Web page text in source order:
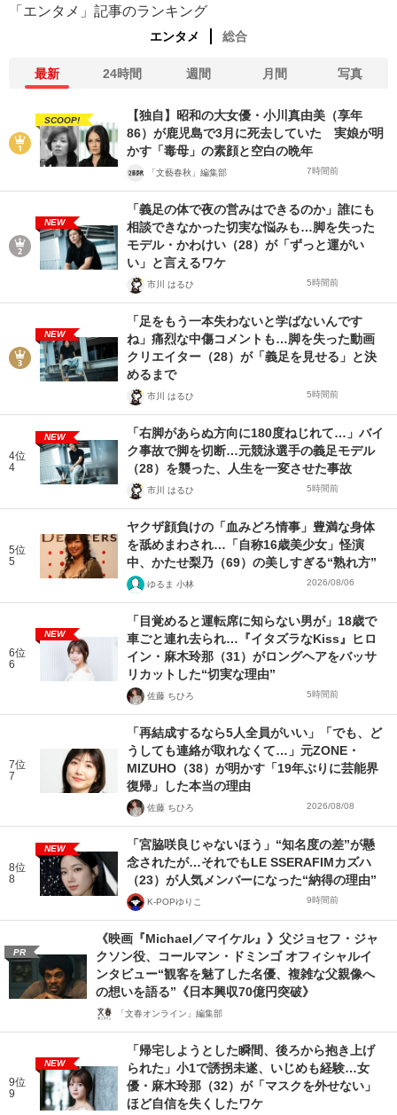
「エンタメ」記事のランキング
エンタメ 総合
最新 24時間 週間 月間 写真
SCOOP!
【独自】昭和の大女優・小川真由美（享年
86）が鹿児島で3月に死去していた 実娘が明
かす「毒母」の素顔と空白の晩年
「文藝春秋」編集部 7時間前
NEW
「義足の体で夜の営みはできるのか」誰にも
相談できなかった切実な悩みも…脚を失った
モデル・かわけい（28）が「ずっと運がい
い」と言えるワケ
市川 はるひ 5時間前
NEW
「足をもう一本失わないと学ばないんです
ね」痛烈な中傷コメントも…脚を失った動画
クリエイター（28）が「義足を見せる」と決
めるまで
市川 はるひ 5時間前
4位
4
NEW
「右脚があらぬ方向に180度ねじれて…」バイ
ク事故で脚を切断…元競泳選手の義足モデル
（28）を襲った、人生を一変させた事故
市川 はるひ 5時間前
5位
5
ヤクザ顔負けの「血みどろ情事」豊満な身体
を舐めまわされ…「自称16歳美少女」怪演
中、かたせ梨乃（69）の美しすぎる“熟れ方”
ゆるま 小林 2026/08/06
6位
6
NEW
「目覚めると運転席に知らない男が」18歳で
車ごと連れ去られ…『イタズラなKiss』ヒロ
イン・麻木玲那（31）がロングヘアをバッサ
リカットした“切実な理由”
佐藤 ちひろ 5時間前
7位
7
「再結成するなら5人全員がいい」「でも、ど
うしても連絡が取れなくて…」元ZONE・
MIZUHO（38）が明かす「19年ぶりに芸能界
復帰」した本当の理由
佐藤 ちひろ 2026/08/08
8位
8
NEW
「宮脇咲良じゃないほう」“知名度の差”が懸
念されたが…それでもLE SSERAFIMカズハ
（23）が人気メンバーになった“納得の理由”
K-POPゆりこ 9時間前
PR
《映画『Michael／マイケル』》父ジョセフ・ジャ
クソン役、コールマン・ドミンゴ オフィシャルイ
ンタビュー“観客を魅了した名優、複雑な父親像へ
の想いを語る”《日本興収70億円突破》
「文春オンライン」編集部
9位
9
NEW
「帰宅しようとした瞬間、後ろから抱き上げ
られた」小1で誘拐未遂、いじめも経験…女
優・麻木玲那（32）が「マスクを外せない」
ほど自信を失くしたワケ